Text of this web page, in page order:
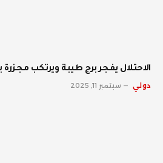
الاحتلال يفجر برج طيبة ويرتكب
دولي سبتمبر 11, 2025